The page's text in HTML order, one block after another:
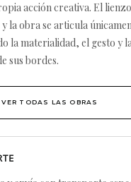
acción creativa. El
la obra se articula
la materialidad, el gesto y
sus bordes.
VER TODAS LAS OBRAS